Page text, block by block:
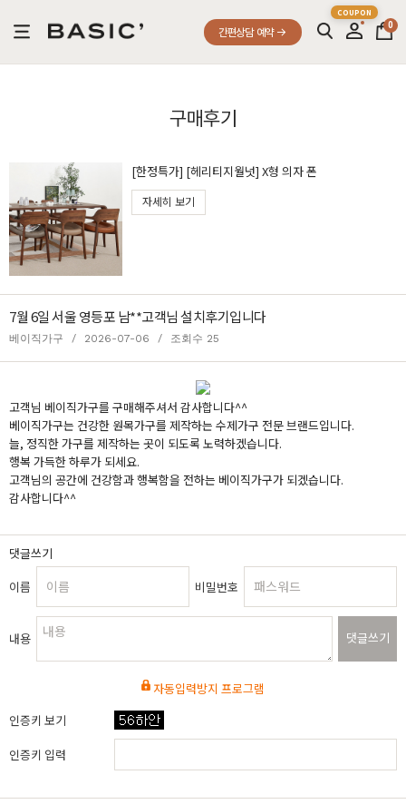
간편상담 예약
0
구매후기
[한정특가] [헤리티지월넛] X형 의자 폰
자세히 보기
7월 6일 서울 영등포 남**고객님 설치후기입니다
베이직가구 / 2026-07-06 / 조회수 25
고객님 베이직가구를 구매해주셔서 감사합니다^^
베이직가구는 건강한 원목가구를 제작하는 수제가구 전문 브랜드입니다.
늘, 정직한 가구를 제작하는 곳이 되도록 노력하겠습니다.
행복 가득한 하루가 되세요.
고객님의 공간에 건강함과 행복함을 전하는 베이직가구가 되겠습니다.
감사합니다^^
댓글쓰기
이름
비밀번호
내용 댓글쓰기
자동입력방지 프로그램
인증키 보기
인증키 입력